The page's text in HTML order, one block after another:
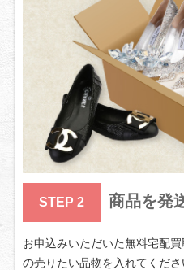
STEP 2 商品を発
お申込みいただいた無料宅配
の売りたい品物を入れてくださ